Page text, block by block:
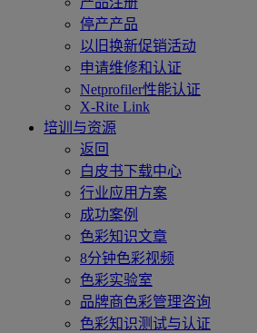
停产产品
以旧换新促销活动
申请维修和认证
Netprofiler性能认证
X-Rite Link
培训与资源
返回
白皮书下载中心
行业应用方案
成功案例
色彩知识文章
8分钟色彩视频
色彩实验室
品牌商色彩管理咨询
色彩知识测试与认证